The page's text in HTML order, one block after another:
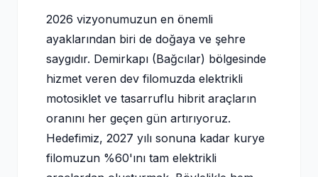
2026 vizyonumuzun en önemli
ayaklarından biri de doğaya ve şehre
saygıdır. Demirkapı (Bağcılar) bölgesinde
hizmet veren dev filomuzda elektrikli
motosiklet ve tasarruflu hibrit araçların
oranını her geçen gün artırıyoruz.
Hedefimiz, 2027 yılı sonuna kadar kurye
filomuzun %60'ını tam elektrikli